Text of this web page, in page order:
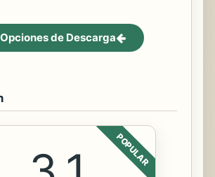
Opciones de Descarga
POPULAR